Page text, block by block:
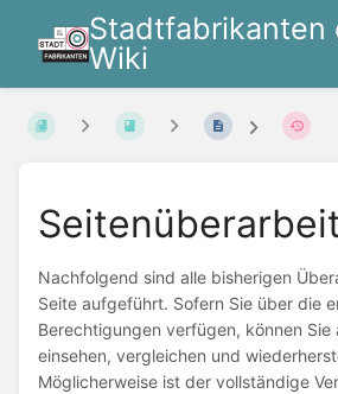
Stadtfabrikanten
Wiki
Nachfolgend sind alle bisherigen
Seite aufgeführt. Sofern Sie über die
Berechtigungen verfügen, können Sie
einsehen, vergleichen und
Möglicherweise ist der vollständige